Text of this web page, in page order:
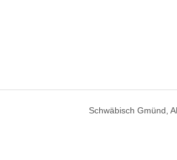
Schwäbisch Gmünd,